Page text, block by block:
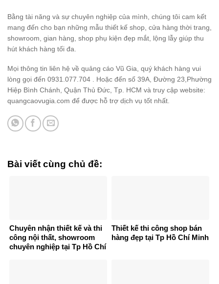
Bằng tài năng và sự chuyên nghiệp của mình, chúng tôi cam kết
mang đến cho bạn những mẫu thiết kế shop, cửa hàng thời trang,
showroom, gian hàng, shop phụ kiện đẹp mắt, lộng lẫy giúp thu
hút khách hàng tối đa.
Mọi thông tin liên hệ về quảng cáo Vũ Gia, quý khách hàng vui
lòng gọi đến 0931.077.704 . Hoặc đến số 39A, Đường 23,Phường
Hiệp Bình Chánh, Quận Thủ Đức, Tp. HCM và truy cập website:
quangcaovugia.com để được hỗ trợ dịch vụ tốt nhất.
Bài viết cùng chủ đề:
Chuyên nhận thiết kế và thi
công nội thất, showroom
chuyên nghiệp tại Tp Hồ Chí
Thiết kế thi công shop bán
hàng đẹp tại Tp Hồ Chí Minh